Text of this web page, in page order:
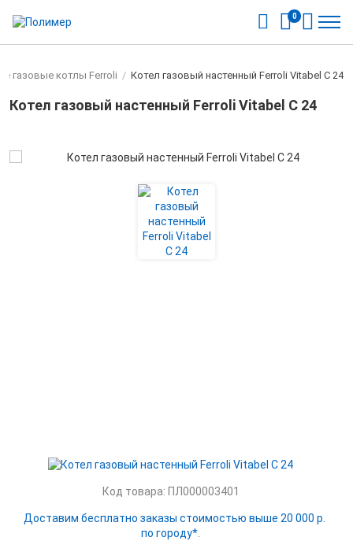
0
газовые котлы Ferroli / Котел газовый настенный Ferroli Vitabel C 24
Котел газовый настенный Ferroli Vitabel C 24
Код товара: ПЛ000003401
Доставим бесплатно заказы стоимостью выше 20 000 р.
по городу*.